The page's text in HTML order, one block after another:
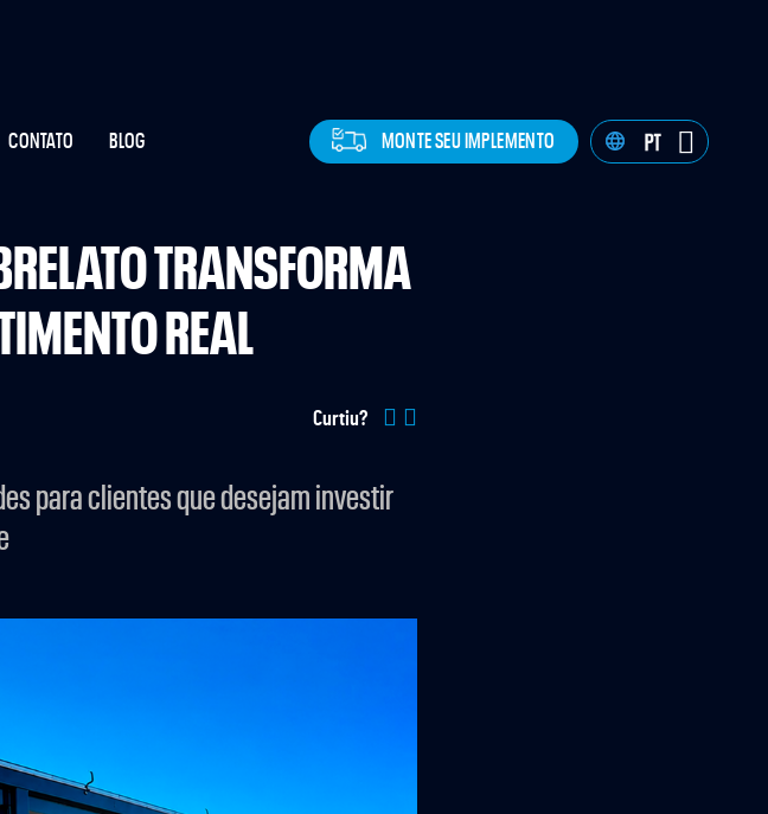
CONTATO BLOG MONTE SEU IMPLEMENTO
TRANSFORMA
REAL
Curtiu?
para clientes que desejam investir